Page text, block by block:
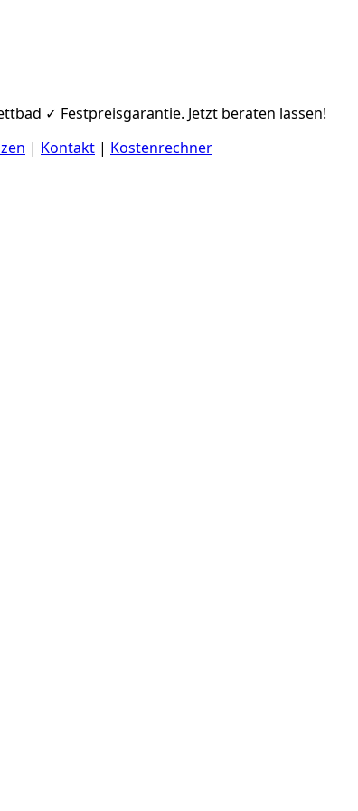
✓ Festpreisgarantie. Jetzt beraten lassen!
| Kontakt | Kostenrechner